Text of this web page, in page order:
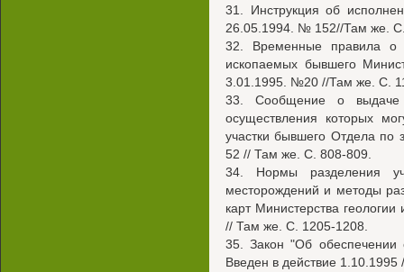
31. Инструкция об
26.05.1994. № 152//Там же.
32. Временные правила о
ископаемых бывшего
3.01.1995. №20 //Там же. С.
33. Сообщение о выдаче
осуществления которых
участки бывшего Отдела
52 // Там же. С. 808-809.
34. Нормы разделения
месторождений и методы
карт Министерства
// Там же. С. 1205-1208.
35. Закон "Об
Введен в действие